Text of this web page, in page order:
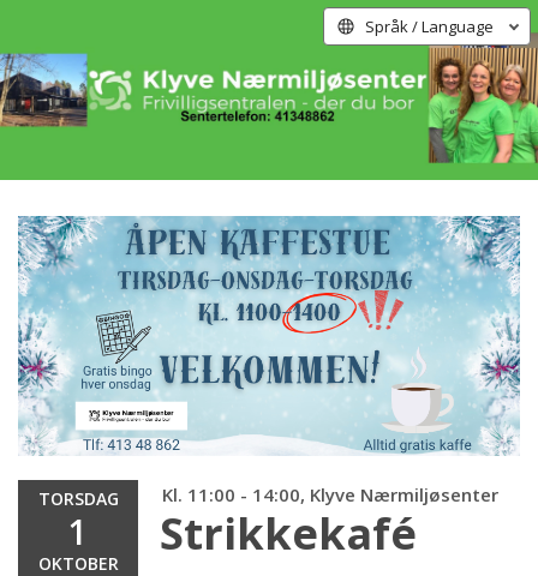
Språk / Language
TORSDAG
1
OKTOBER
Kl. 11:00 - 14:00, Klyve Nærmiljøsenter
Strikkekafé